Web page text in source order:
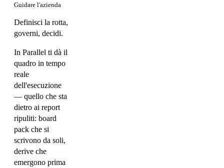
Guidare l'azienda
Definisci la rotta,
governi, decidi.
In Parallel ti dà il
quadro in tempo
reale
dell'esecuzione
— quello che sta
dietro ai report
ripuliti: board
pack che si
scrivono da soli,
derive che
emergono prima